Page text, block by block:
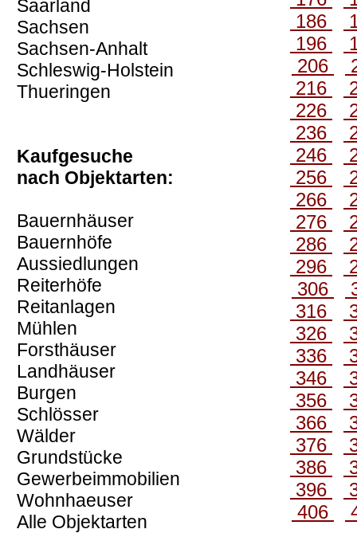
Saarland
Sachsen
Sachsen-Anhalt
Schleswig-Holstein
Thueringen
Kaufgesuche
nach Objektarten:
Bauernhäuser
Bauernhöfe
Aussiedlungen
Reiterhöfe
Reitanlagen
Mühlen
Forsthäuser
Landhäuser
Burgen
Schlösser
Wälder
Grundstücke
Gewerbeimmobilien
Wohnhaeuser
Alle Objektarten
186
196
206
216
226
236
246
256
266
276
286
296
306
316
326
336
346
356
366
376
386
396
406